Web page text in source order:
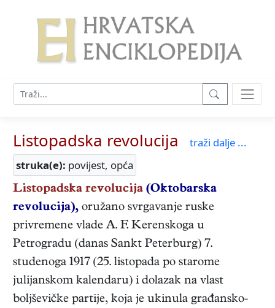
Listopadska revolucija
traži dalje ...
struka(e): povijest, opća
Listopadska revolucija (Oktobarska
revolucija), oružano svrgavanje ruske
privremene vlade A. F. Kerenskoga u
Petrogradu (danas Sankt Peterburg) 7.
studenoga 1917 (25. listopada po starome
julijanskom kalendaru) i dolazak na vlast
boljševičke partije, koja je ukinula građansko-